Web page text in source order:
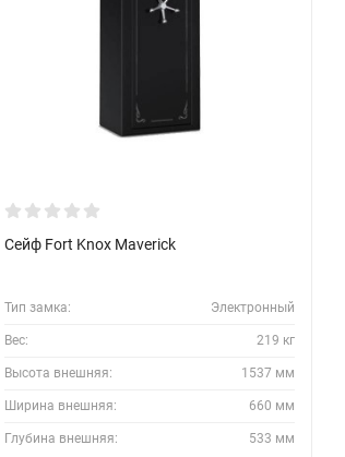
Сейф Fort Knox Maverick
Тип замка: Электронный
Вес: 219 кг
Высота внешняя: 1537 мм
Ширина внешняя: 660 мм
Глубина внешняя: 533 мм